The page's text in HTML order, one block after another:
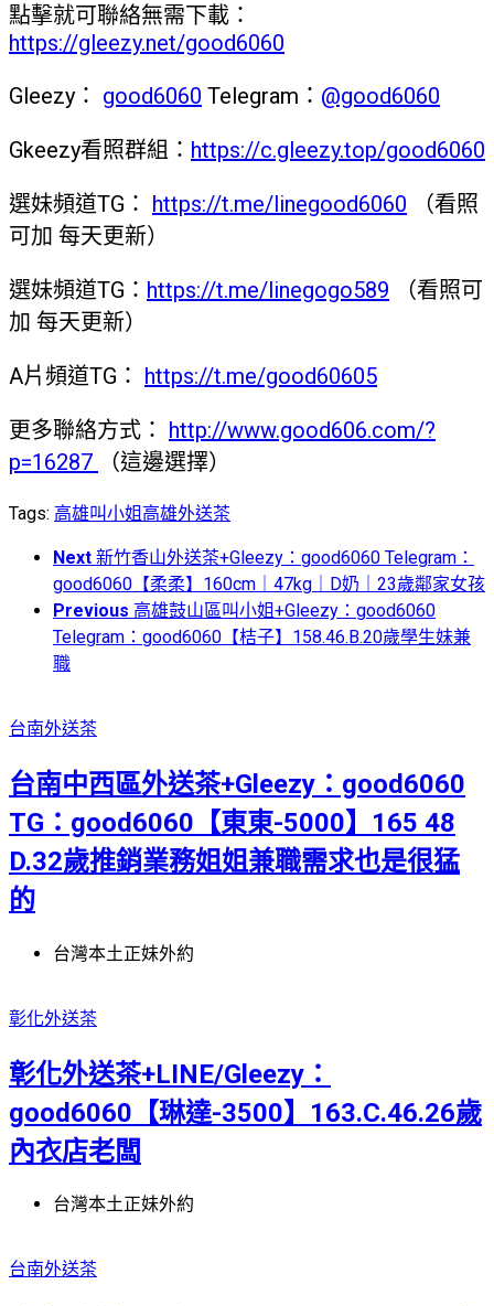
點擊就可聯絡無需下載：
https://gleezy.net/good6060
Gleezy： good6060 Telegram： @good6060
Gkeezy看照群組： https://c.gleezy.top/good6060
選妹頻道TG： https://t.me/linegood6060 （看照
可加 每天更新）
選妹頻道TG： https://t.me/linegogo589 （看照可
加 每天更新）
A片頻道TG： https://t.me/good60605
更多聯絡方式： http://www.good606.com/?
p=16287
（這邊選擇）
Tags: 高雄叫小姐 高雄外送茶
Next 新竹香山外送茶+Gleezy：good6060 Telegram：
good6060【柔柔】160cm｜47kg｜D奶｜23歲鄰家女孩
Previous 高雄鼓山區叫小姐+Gleezy：good6060
Telegram：good6060【桔子】158.46.B.20歲學生妹兼
職
台南外送茶
台南中西區外送茶+Gleezy：good6060
TG：good6060【東東-5000】165 48
D.32歲推銷業務姐姐兼職需求也是很猛
的
台灣本土正妹外約
彰化外送茶
彰化外送茶+LINE/Gleezy：
good6060【琳達-3500】163.C.46.26歲
內衣店老闆
台灣本土正妹外約
台南外送茶